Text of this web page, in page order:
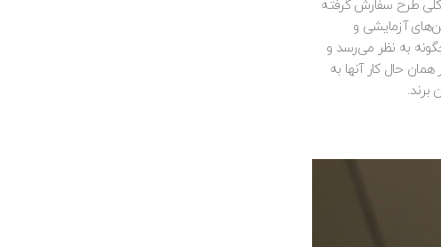
کلی طرح سفارش گرفته
آزمایشی و
به نظر می‌رسد و
حال کار آنها به
برند.